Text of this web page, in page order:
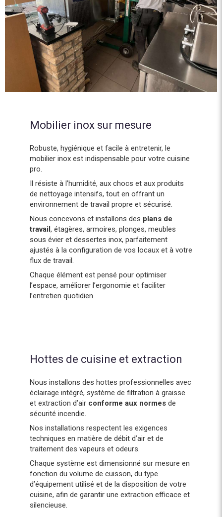
Mobilier inox sur mesure
Robuste, hygiénique et facile à entretenir, le
mobilier inox est indispensable pour votre cuisine
pro.
Il résiste à l’humidité, aux chocs et aux produits
de nettoyage intensifs, tout en offrant un
environnement de travail propre et sécurisé.
Nous concevons et installons des plans de
travail, étagères, armoires, plonges, meubles
sous évier et dessertes inox, parfaitement
ajustés à la configuration de vos locaux et à votre
flux de travail.
Chaque élément est pensé pour optimiser
l’espace, améliorer l’ergonomie et faciliter
l’entretien quotidien.
Hottes de cuisine et extraction
Nous installons des hottes professionnelles avec
éclairage intégré, système de filtration à graisse
et extraction d’air conforme aux normes de
sécurité incendie.
Nos installations respectent les exigences
techniques en matière de débit d’air et de
traitement des vapeurs et odeurs.
Chaque système est dimensionné sur mesure en
fonction du volume de cuisson, du type
d’équipement utilisé et de la disposition de votre
cuisine, afin de garantir une extraction efficace et
silencieuse.